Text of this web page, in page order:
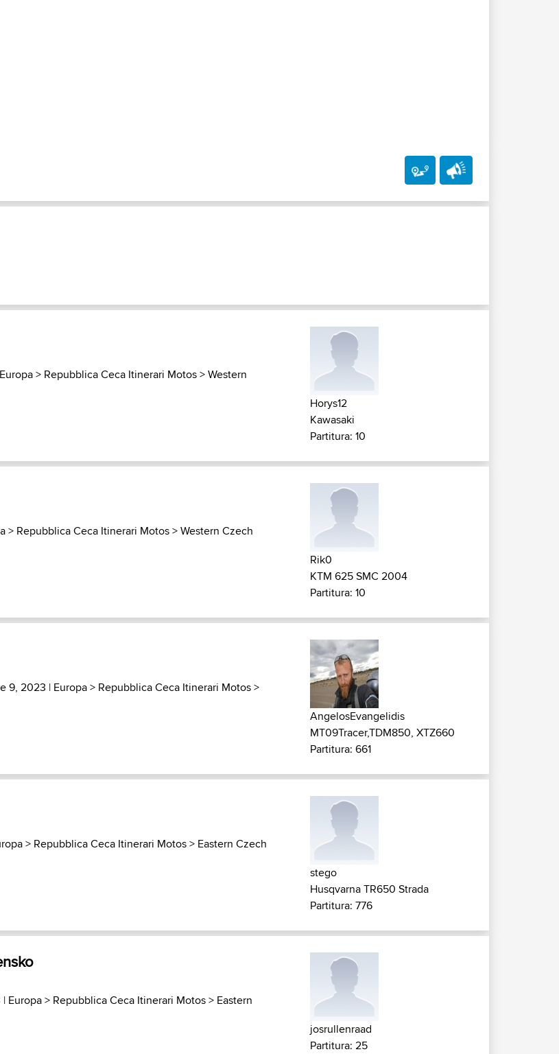
Europa> Repubblica Ceca Itinerari Motos>Western
Horys12
Kawasaki
Partitura: 10
> Repubblica Ceca Itinerari Motos>Western Czech
Rik0
KTM 625 SMC 2004
Partitura: 10
9, 2023 | Europa> Repubblica Ceca Itinerari Motos>
AngelosEvangelidis
MT09Tracer,TDM850, XTZ660
Partitura: 661
> Repubblica Ceca Itinerari Motos> Eastern Czech
stego
Husqvarna TR650 Strada
Partitura: 776
| Europa> Repubblica Ceca Itinerari Motos> Eastern
josrullenraad
Partitura: 25